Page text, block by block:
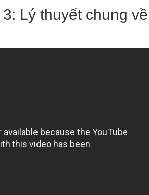
Lý thuyết chung về